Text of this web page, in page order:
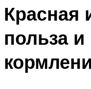
Красная
польза